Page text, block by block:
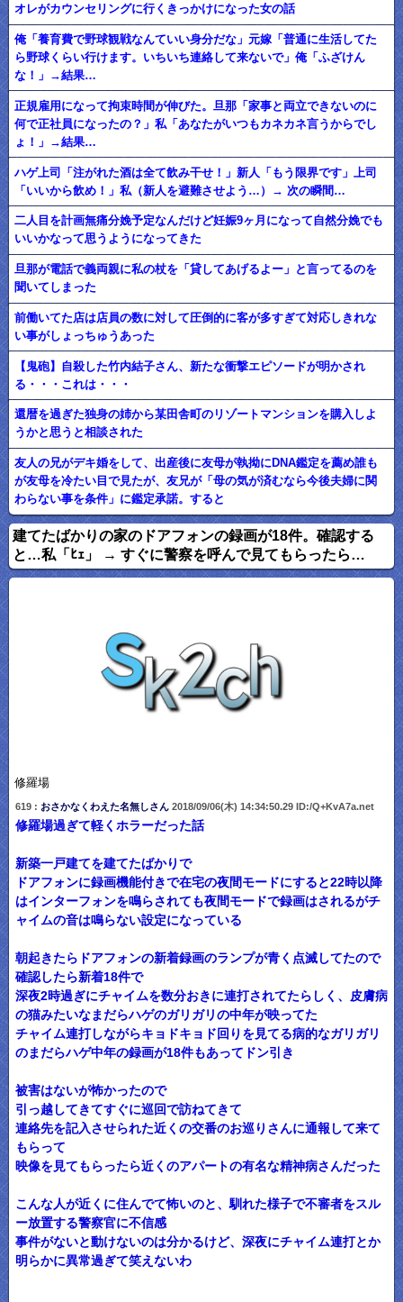
オレがカウンセリングに行くきっかけになった女の話
俺「養育費で野球観戦なんていい身分だな」元嫁「普通に生活してた
ら野球くらい行けます。いちいち連絡して来ないで」俺「ふざけん
な！」→結果…
正規雇用になって拘束時間が伸びた。旦那「家事と両立できないのに
何で正社員になったの？」私「あなたがいつもカネカネ言うからでし
ょ！」→結果…
ハゲ上司「注がれた酒は全て飲み干せ！」新人「もう限界です」上司
「いいから飲め！」私（新人を避難させよう…）→ 次の瞬間…
二人目を計画無痛分娩予定なんだけど妊娠9ヶ月になって自然分娩でも
いいかなって思うようになってきた
旦那が電話で義両親に私の杖を「貸してあげるよー」と言ってるのを
聞いてしまった
前働いてた店は店員の数に対して圧倒的に客が多すぎて対応しきれな
い事がしょっちゅうあった
【鬼砲】自殺した竹内結子さん、新たな衝撃エピソードが明かされ
る・・・これは・・・
還暦を過ぎた独身の姉から某田舎町のリゾートマンションを購入しよ
うかと思うと相談された
友人の兄がデキ婚をして、出産後に友母が執拗にDNA鑑定を薦め誰も
が友母を冷たい目で見たが、友兄が「母の気が済むなら今後夫婦に関
わらない事を条件」に鑑定承諾。すると
建てたばかりの家のドアフォンの録画が18件。確認する
と…私「ﾋｪ」 → すぐに警察を呼んで見てもらったら…
修羅場
619 : おさかなくわえた名無しさん2018/09/06(木) 14:34:50.29 ID:/Q+KvA7a.net
修羅場過ぎて軽くホラーだった話
新築一戸建てを建てたばかりで
ドアフォンに録画機能付きで在宅の夜間モードにすると22時以降
はインターフォンを鳴らされても夜間モードで録画はされるがチ
ャイムの音は鳴らない設定になっている
朝起きたらドアフォンの新着録画のランプが青く点滅してたので
確認したら新着18件で
深夜2時過ぎにチャイムを数分おきに連打されてたらしく、皮膚病
の猫みたいなまだらハゲのガリガリの中年が映ってた
チャイム連打しながらキョドキョド回りを見てる病的なガリガリ
のまだらハゲ中年の録画が18件もあってドン引き
被害はないが怖かったので
引っ越してきてすぐに巡回で訪ねてきて
連絡先を記入させられた近くの交番のお巡りさんに通報して来て
もらって
映像を見てもらったら近くのアパートの有名な精神病さんだった
こんな人が近くに住んでて怖いのと、馴れた様子で不審者をスル
ー放置する警察官に不信感
事件がないと動けないのは分かるけど、深夜にチャイム連打とか
明らかに異常過ぎて笑えないわ